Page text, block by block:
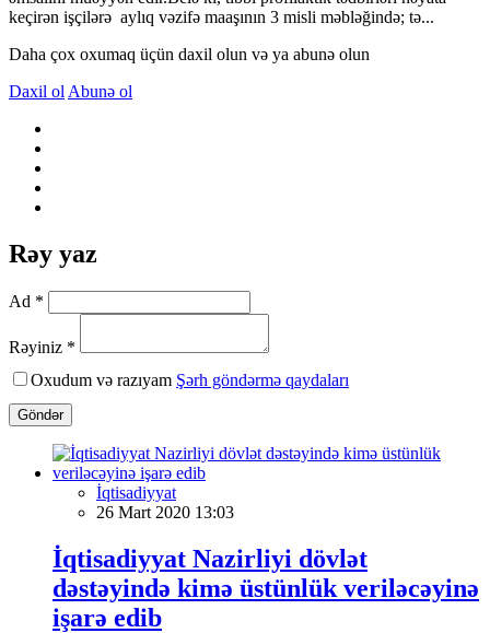
keçirən işçilərə aylıq vəzifə maaşının 3 misli məbləğində; tə...
Daha çox oxumaq üçün daxil olun və ya abunə olun
Daxil ol Abunə ol
Rəy yaz
Ad *
Rəyiniz *
Oxudum və razıyam Şərh göndərmə qaydaları
Göndər
İqtisadiyyat
26 Mart 2020 13:03
İqtisadiyyat Nazirliyi dövlət
dəstəyində kimə üstünlük veriləcəyinə
işarə edib